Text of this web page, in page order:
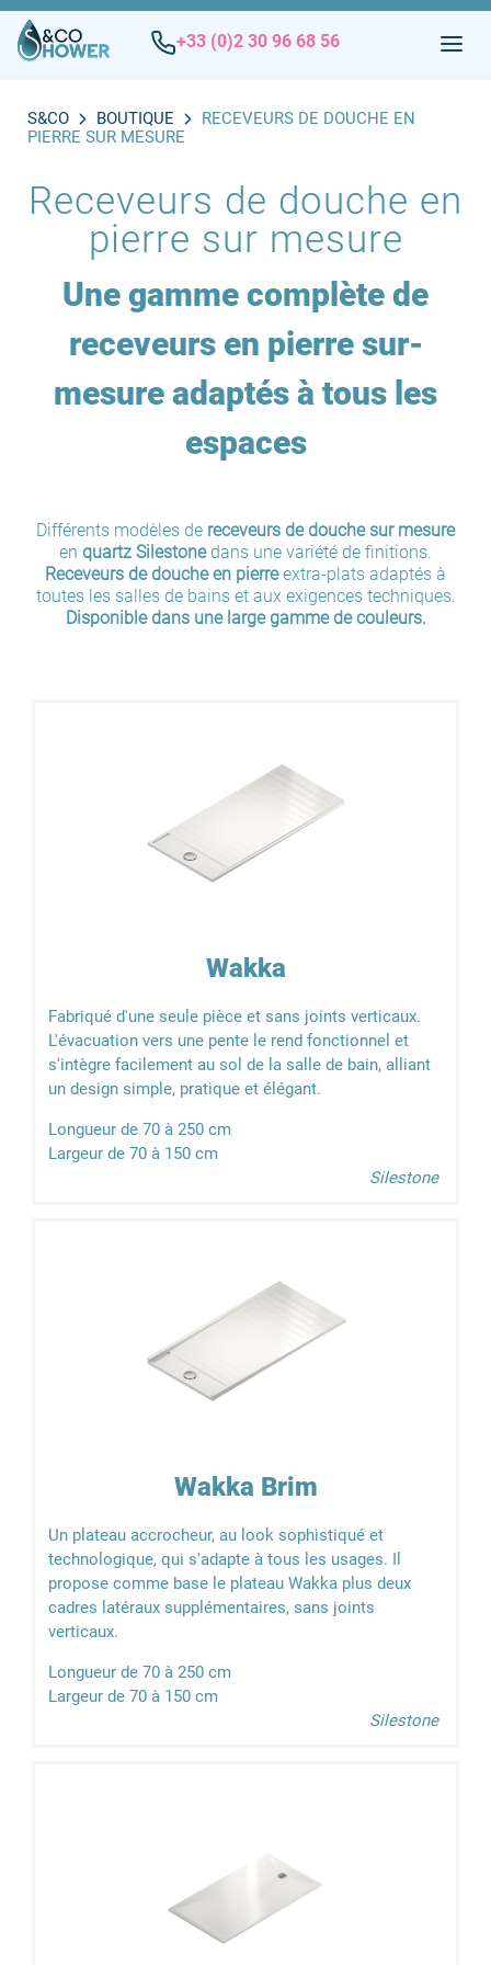
+33 (0)2 30 96 68 56
S&CO BOUTIQUE
RECEVEURS DE DOUCHE EN
PIERRE SUR MESURE
Receveurs de douche en
pierre sur mesure
Une gamme complète de
receveurs en pierre sur-
mesure adaptés à tous les
espaces
Différents modèles de receveurs de douche sur mesure
en quartz Silestonedans une variété de finitions.
Receveurs de douche en pierreextra-plats adaptés à
toutes les salles de bains et aux exigences techniques.
Disponible dans une large gamme de couleurs.
Wakka
Fabriqué d'une seule pièce et sans joints verticaux.
L'évacuation vers une pente le rend fonctionnel et
s'intègre facilement au sol de la salle de bain, alliant
un design simple, pratique et élégant.
Longueur de 70 à 250 cm
Largeur de 70 à 150 cm
Silestone
Wakka Brim
Un plateau accrocheur, au look sophistiqué et
technologique, qui s'adapte à tous les usages. Il
propose comme base le plateau Wakka plus deux
cadres latéraux supplémentaires, sans joints
verticaux.
Longueur de 70 à 250 cm
Largeur de 70 à 150 cm
Silestone